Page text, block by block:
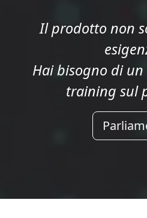
Il prodotto non
Hai bisogno di
training sul